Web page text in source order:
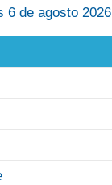
6 de agosto 2026